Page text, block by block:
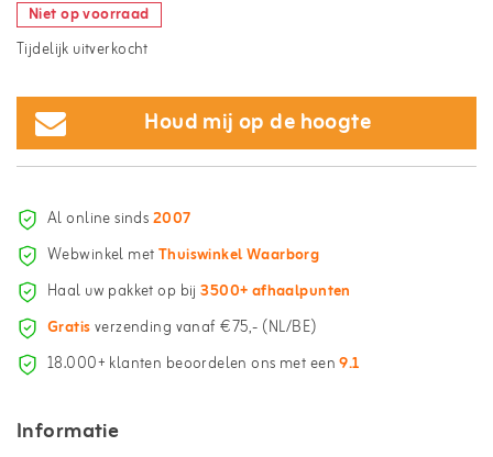
Niet op voorraad
Tijdelijk uitverkocht
Houd mij op de hoogte
Al online sinds2007
Webwinkel metThuiswinkel Waarborg
Haal uw pakket op bij3500+ afhaalpunten
Gratisverzending vanaf €75,- (NL/BE)
18.000+ klanten beoordelen ons met een9.1
Informatie